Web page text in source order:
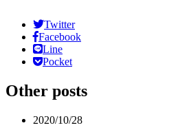
Twitter
Facebook
Line
Pocket
Other posts
2020/10/28